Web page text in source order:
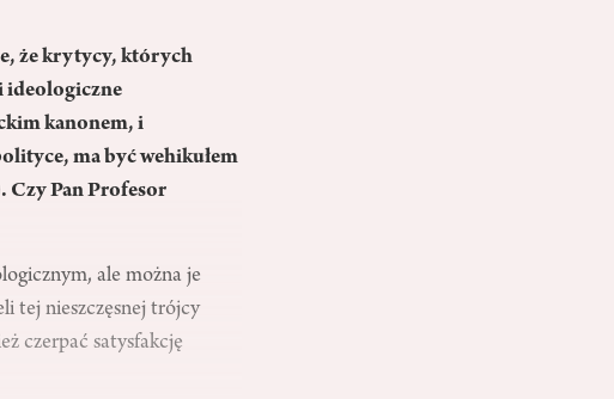
że krytycy, których
ideologiczne
kanonem, i
ma być wehikułem
Czy Pan Profesor
ale można je
tej nieszczęsnej trójcy
czerpać satysfakcję